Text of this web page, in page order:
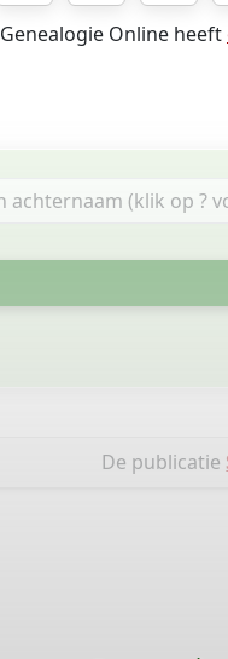
Online heeft
De publicatie